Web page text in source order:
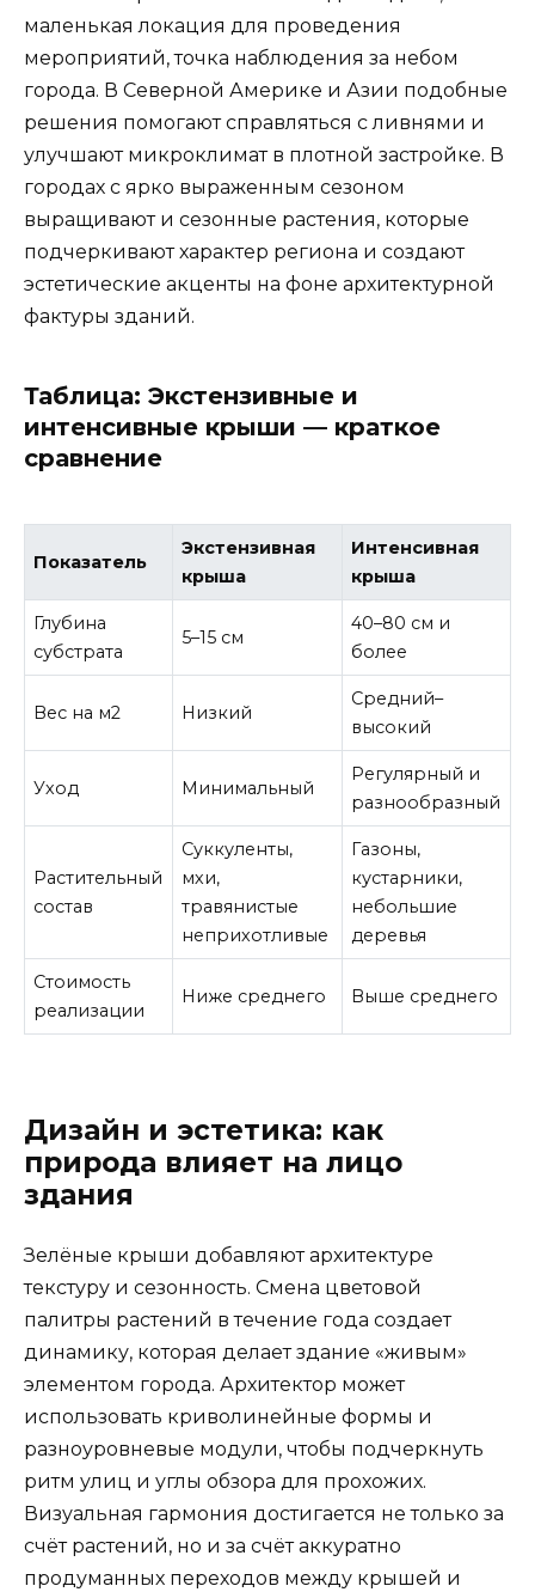
маленькая локация для проведения
мероприятий, точка наблюдения за небом
города. В Северной Америке и Азии подобные
решения помогают справляться с ливнями и
улучшают микроклимат в плотной застройке. В
городах с ярко выраженным сезоном
выращивают и сезонные растения, которые
подчеркивают характер региона и создают
эстетические акценты на фоне архитектурной
фактуры зданий.
Таблица: Экстензивные и
интенсивные крыши — краткое
сравнение
Показатель
Экстензивная
крыша
Интенсивная
крыша
Глубина
субстрата
5–15 см
40–80 см и
более
Вес на м2 Низкий
Средний–
высокий
Уход Минимальный
Регулярный и
разнообразный
Растительный
состав
Суккуленты,
мхи,
травянистые
неприхотливые
Газоны,
кустарники,
небольшие
деревья
Стоимость
реализации
Ниже среднего Выше среднего
Дизайн и эстетика: как
природа влияет на лицо
здания
Зелёные крыши добавляют архитектуре
текстуру и сезонность. Смена цветовой
палитры растений в течение года создает
динамику, которая делает здание «живым»
элементом города. Архитектор может
использовать криволинейные формы и
разноуровневые модули, чтобы подчеркнуть
ритм улиц и углы обзора для прохожих.
Визуальная гармония достигается не только за
счёт растений, но и за счёт аккуратно
продуманных переходов между крышей и